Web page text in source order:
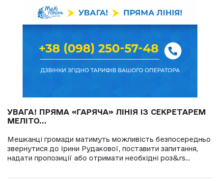
УВАГА! ПРЯМА «ГАРЯЧА» ЛІНІЯ ІЗ СЕКРЕТАРЕМ
МЕЛІТО...
Мешканці громади матимуть можливість безпосередньо
звернутися до Ірини Рудакової, поставити запитання,
надати пропозиції або отримати необхідні роз&rs...